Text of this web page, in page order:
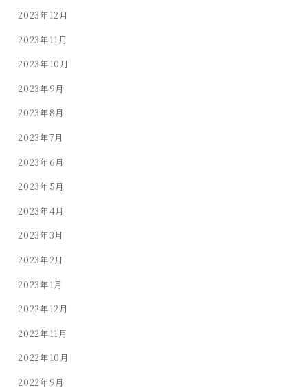
2023年12月
2023年11月
2023年10月
2023年9月
2023年8月
2023年7月
2023年6月
2023年5月
2023年4月
2023年3月
2023年2月
2023年1月
2022年12月
2022年11月
2022年10月
2022年9月